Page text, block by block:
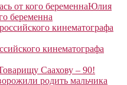
Юлия
беременна
кинематографа
Саахову – 90!